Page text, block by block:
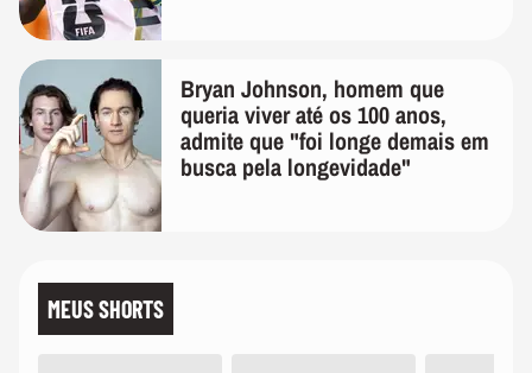
Bryan Johnson, homem que
queria viver até os 100 anos,
admite que "foi longe demais em
busca pela longevidade"
MEUS SHORTS